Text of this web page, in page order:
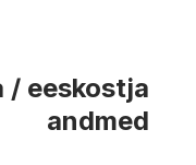
/ eeskostja
andmed